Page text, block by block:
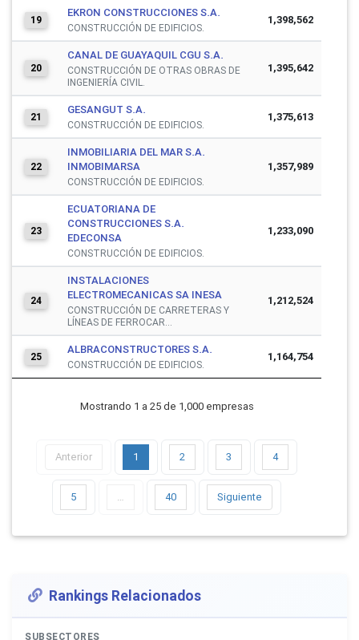
19
EKRON CONSTRUCCIONES S.A.
CONSTRUCCIÓN DE EDIFICIOS.
1,398,562
20
CANAL DE GUAYAQUIL CGU S.A.
CONSTRUCCIÓN DE OTRAS OBRAS DE
INGENIERÍA CIVIL.
1,395,642
21
GESANGUT S.A.
CONSTRUCCIÓN DE EDIFICIOS.
1,375,613
22
INMOBILIARIA DEL MAR S.A.
INMOBIMARSA
CONSTRUCCIÓN DE EDIFICIOS.
1,357,989
23
ECUATORIANA DE
CONSTRUCCIONES S.A.
EDECONSA
CONSTRUCCIÓN DE EDIFICIOS.
1,233,090
24
INSTALACIONES
ELECTROMECANICAS SA INESA
CONSTRUCCIÓN DE CARRETERAS Y
LÍNEAS DE FERROCAR...
1,212,524
25
ALBRACONSTRUCTORES S.A.
CONSTRUCCIÓN DE EDIFICIOS.
1,164,754
Mostrando 1 a 25 de 1,000 empresas
Anterior 1 2 3 4
5 … 40 Siguiente
Rankings Relacionados
SUBSECTORES